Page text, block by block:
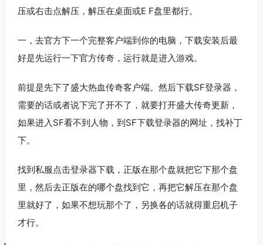
压或右击点解压，解压在桌面或E F盘里都行。
一，去官方下一个完整客户端到你的电脑，下载安装后最
好是先运行一下官方传奇，运行就是进入游戏。
前提是先下了盛大热血传奇客户端。然后下载SF登录器，
需要的话或者说下完了开不了，就要打开盛大传奇更新，
如果进入SF看不到人物，到SF下载登录器的网址，找补丁
下。
找到私服点击登录器下载，正版在那个盘就把它下那个盘
里，然后去正版在的哪个盘找到它，再把它解压在那个盘
里就好了，如果不想玩那个了，另换各的话就得重启机子
才行。